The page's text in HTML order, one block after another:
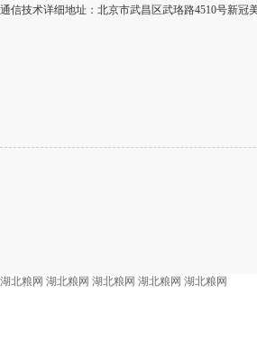
通信技术详细地址：北京市武昌区武珞路4510号新冠
湖北粮网 湖北粮网 湖北粮网 湖北粮网 湖北粮网